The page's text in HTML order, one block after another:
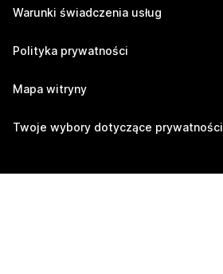
Warunki świadczenia usług
Polityka prywatności
Mapa witryny
Twoje wybory dotyczące prywatności